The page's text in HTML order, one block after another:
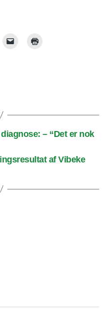
– “Det er nok
af Vibeke